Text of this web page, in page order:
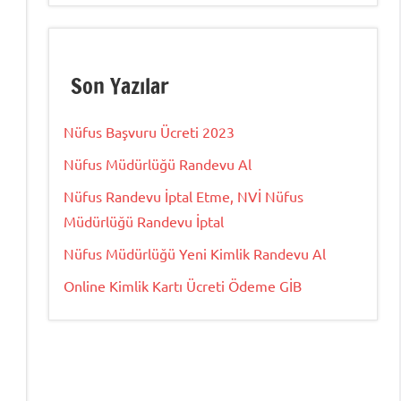
Son Yazılar
Nüfus Başvuru Ücreti 2023
Nüfus Müdürlüğü Randevu Al
Nüfus Randevu İptal Etme, NVİ Nüfus
Müdürlüğü Randevu İptal
Nüfus Müdürlüğü Yeni Kimlik Randevu Al
Online Kimlik Kartı Ücreti Ödeme GİB